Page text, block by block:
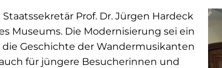
Staatssekretär Prof. Dr. Jürgen Hardeck
Museums. Die Modernisierung sei ein
Geschichte der Wandermusikanten
für jüngere Besucherinnen und